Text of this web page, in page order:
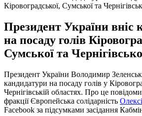
Кіровоградської, Сумської та
Президент України вніс
на посаду голів
Сумської та
Президент України Володимир
кандидатури на посаду голів у
Чернігівській областях. Про це
фракції Європейська солідарність
Facebook за підсумками засідання